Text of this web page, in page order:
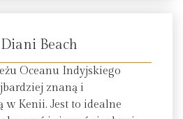
Beach
Oceanu Indyjskiego
znaną i
w Kenii. Jest to idealne